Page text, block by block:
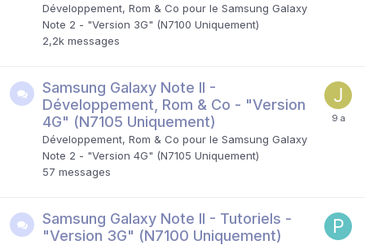
Développement, Rom & Co pour le Samsung Galaxy
Note 2 - "Version 3G" (N7100 Uniquement)
2,2k messages
Samsung Galaxy Note II -
Développement, Rom & Co - "Version
4G" (N7105 Uniquement)
Développement, Rom & Co pour le Samsung Galaxy
Note 2 - "Version 4G" (N7105 Uniquement)
57 messages
Samsung Galaxy Note II - Tutoriels -
"Version 3G" (N7100 Uniquement)